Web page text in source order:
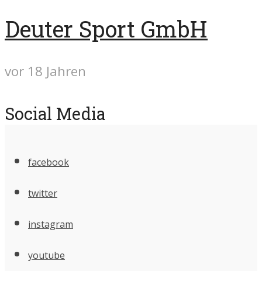
Deuter Sport GmbH
vor 18 Jahren
Social Media
facebook
twitter
instagram
youtube